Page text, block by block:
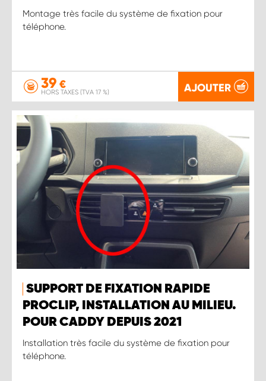
Montage très facile du système de fixation pour
téléphone.
39 €
HORS TAXES (TVA 17 %) AJOUTER
SUPPORT DE FIXATION RAPIDE
PROCLIP, INSTALLATION AU MILIEU.
POUR CADDY DEPUIS 2021
Installation très facile du système de fixation pour
téléphone.